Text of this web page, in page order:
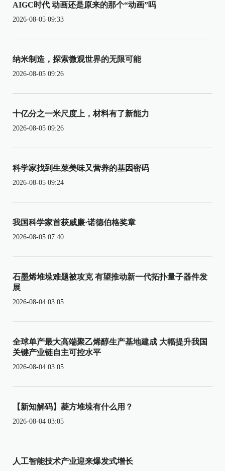
AIGC时代 动画还是原来的那个“动画”吗
2026-08-05 09:33
纳米制造，探索微观世界的无限可能
2026-08-05 09:26
十亿分之一米尺度上，材料有了新能力
2026-08-05 09:26
科学家找到生菜美味又营养的基因密码
2026-08-05 09:24
我国科学家首获威廉·诺德伯格奖章
2026-08-05 07:40
石墨烯堆垛难题被攻克 有望推动新一代拓扑量子器件发
展
2026-08-04 03:05
全球单产最大高端聚乙烯醇生产基地建成 大幅提升我国
关键产业链自主可控水平
2026-08-04 03:05
【新知解码】菱方堆垛有什么用？
2026-08-04 03:05
人工智能技术产业迎来爆发式增长